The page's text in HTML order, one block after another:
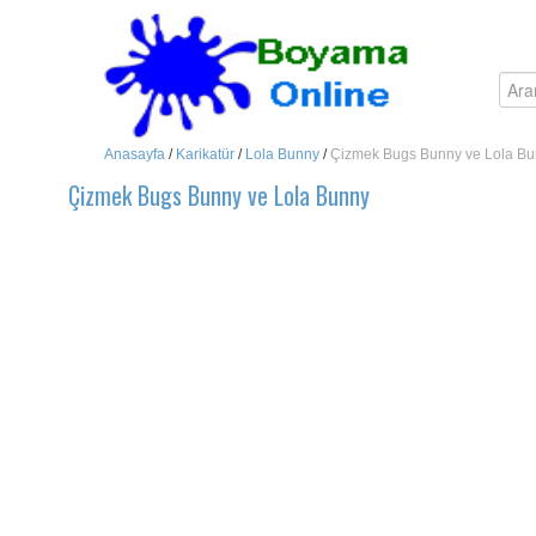
Anasayfa / Karikatür / Lola Bunny /Çizmek Bugs Bunny ve Lola
Çizmek Bugs Bunny ve Lola Bunny